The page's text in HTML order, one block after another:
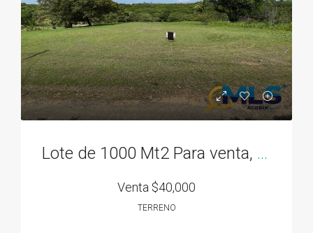
Lote de 1000 Mt2 Para venta, en San Carlos, Rodeo Viejo, Cerca de Todo!
Venta $40,000
TERRENO